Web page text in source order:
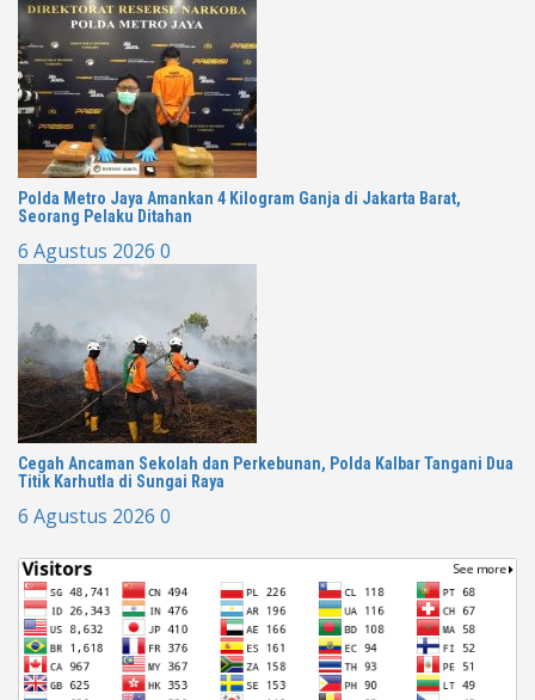
Polda Metro Jaya Amankan 4 Kilogram Ganja di Jakarta Barat,
Seorang Pelaku Ditahan
6 Agustus 2026 0
Cegah Ancaman Sekolah dan Perkebunan, Polda Kalbar Tangani Dua
Titik Karhutla di Sungai Raya
6 Agustus 2026 0